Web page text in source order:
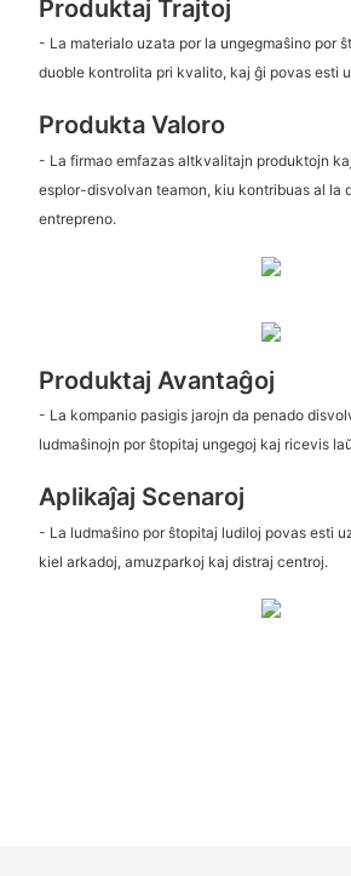
Produktaj Trajtoj
- La materialo uzata por la ungegmaŝino por
duoble kontrolita pri kvalito, kaj ĝi povas esti
Produkta Valoro
- La firmao emfazas altkvalitajn produktojn
esplor-disvolvan teamon, kiu kontribuas al la
entrepreno.
Produktaj Avantaĝoj
- La kompanio pasigis jarojn da penado
ludmaŝinojn por ŝtopitaj ungegoj kaj ricevis
Aplikaĵaj Scenaroj
- La ludmaŝino por ŝtopitaj ludiloj povas esti
kiel arkadoj, amuzparkoj kaj distraj centroj.